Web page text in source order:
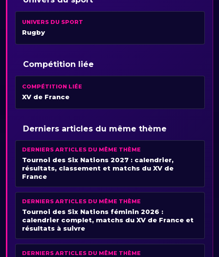
UNIVERS DU SPORT
Rugby
Compétition liée
COMPÉTITION LIÉE
XV de France
Derniers articles du même thème
DERNIERS ARTICLES DU MÊME THÈME
Tournoi des Six Nations 2027 : calendrier,
résultats, classement et matchs du XV de
France
DERNIERS ARTICLES DU MÊME THÈME
Tournoi des Six Nations féminin 2026 :
calendrier complet, matchs du XV de France et
résultats à suivre
DERNIERS ARTICLES DU MÊME THÈME